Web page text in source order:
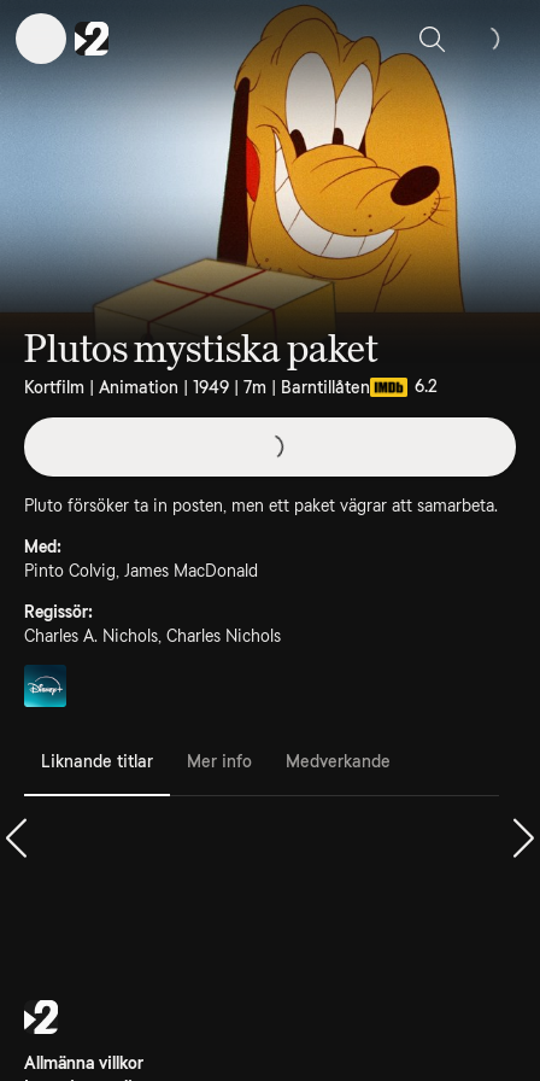
Sök
Plutos mystiska paket
Kortfilm | Animation | 1949 | 7m | Barntillåten 6.2
Pluto försöker ta in posten, men ett paket vägrar att samarbeta.
Med:
Pinto Colvig, James MacDonald
Regissör:
Charles A. Nichols, Charles Nichols
Liknande titlar Mer info Medverkande
Allmänna villkor